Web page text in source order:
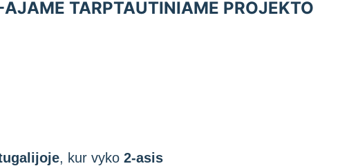
TARPTAUTINIAME PROJEKTO
, kur vyko 2-asis